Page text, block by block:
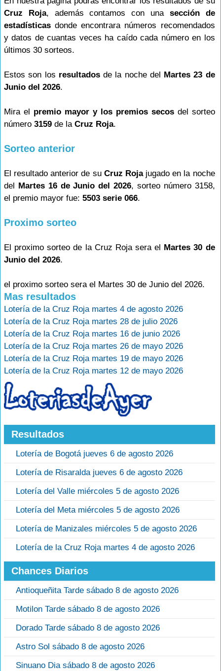
Cruz Roja, además contamos con una sección de
estadísticas donde encontrara números recomendados
y datos de cuantas veces ha caído cada número en los
últimos 30 sorteos.
Estos son los resultadosde la noche del Martes 23 de
Junio del 2026.
Mira el premio mayor y los premios secosdel sorteo
número 3159 de la Cruz Roja.
Sorteo anterior
El resultado anterior de su Cruz Rojajugado en la noche
del Martes 16 de Junio del 2026, sorteo número 3158,
el premio mayor fue: 5503 serie 066.
Proximo sorteo
El proximo sorteo de la Cruz Roja sera el Martes 30 de
Junio del 2026.
el proximo sorteo sera el Martes 30 de Junio del 2026.
Mas resultados
Lotería de la Cruz Roja martes 4 de agosto 2026
Lotería de la Cruz Roja martes 28 de julio 2026
Lotería de la Cruz Roja martes 16 de junio 2026
Lotería de la Cruz Roja martes 26 de mayo 2026
Lotería de la Cruz Roja martes 19 de mayo 2026
Lotería de la Cruz Roja martes 12 de mayo 2026
Resultados
Lotería de Bogotá jueves 6 de agosto 2026
Lotería de Risaralda jueves 6 de agosto 2026
Lotería del Valle miércoles 5 de agosto 2026
Lotería del Meta miércoles 5 de agosto 2026
Lotería de Manizales miércoles 5 de agosto 2026
Lotería de la Cruz Roja martes 4 de agosto 2026
Chances Diarios
Antioqueñita Tarde sábado 8 de agosto 2026
Motilon Tarde sábado 8 de agosto 2026
Dorado Tarde sábado 8 de agosto 2026
Astro Sol sábado 8 de agosto 2026
Sinuano Dia sábado 8 de agosto 2026